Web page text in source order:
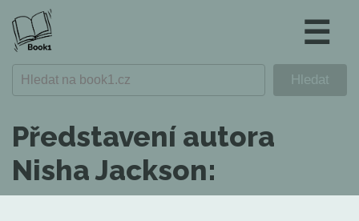
☰
Představení autora
Nisha Jackson: